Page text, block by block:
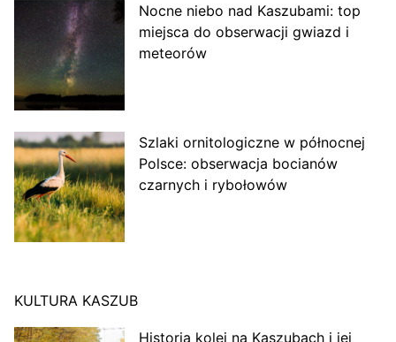
Nocne niebo nad Kaszubami: top
miejsca do obserwacji gwiazd i
meteorów
Szlaki ornitologiczne w północnej
Polsce: obserwacja bocianów
czarnych i rybołowów
KULTURA KASZUB
Historia kolei na Kaszubach i jej